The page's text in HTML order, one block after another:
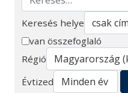
Keresés
Keresés helye
van összefoglaló
Régió
Évtized